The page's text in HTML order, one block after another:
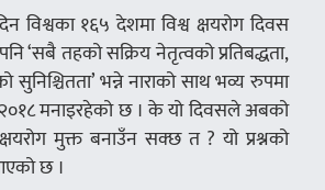
विश्वका १६५ देशमा विश्व क्षयरोग दिवस
‘सबै तहको सक्रिय नेतृत्वको प्रतिबद्धता,
सुनिश्चितता’ भन्ने नाराको साथ भव्य रुपमा
२०१८ मनाइरहेको छ । के यो दिवसले अबको
मुक्त बनाउँन सक्छ त ? यो प्रश्नको
छ ।